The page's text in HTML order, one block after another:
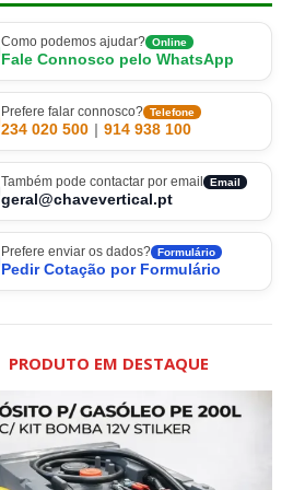
Como podemos ajudar? Online
Fale Connosco pelo WhatsApp
Prefere falar connosco? Telefone
234 020 500 | 914 938 100
Também pode contactar por email Email
geral@chavevertical.pt
Prefere enviar os dados? Formulário
Pedir Cotação por Formulário
PRODUTO EM DESTAQUE